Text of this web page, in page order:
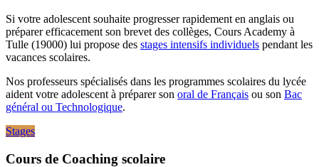
Si votre adolescent souhaite progresser rapidement en anglais ou
préparer efficacement son brevet des collèges, Cours Academy à
Tulle (19000) lui propose des stages intensifs individuels pendant les
vacances scolaires.
Nos professeurs spécialisés dans les programmes scolaires du lycée
aident votre adolescent à préparer son oral de Français ou son Bac
général ou Technologique.
Stages
Cours de Coaching scolaire